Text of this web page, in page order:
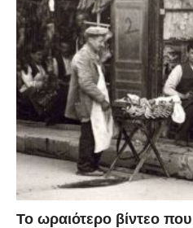
Το ωραιότερο βίντεο που